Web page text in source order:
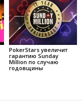
PokerStars увеличит
гарантию Sunday
Million по случаю
годовщины